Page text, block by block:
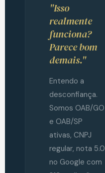
"Isso
realmente
funciona?
Parece bom
demais."
Entendo a
desconfiança.
Somos OAB/GO
e OAB/SP
ativas, CNPJ
regular, nota 5.0
no Google com